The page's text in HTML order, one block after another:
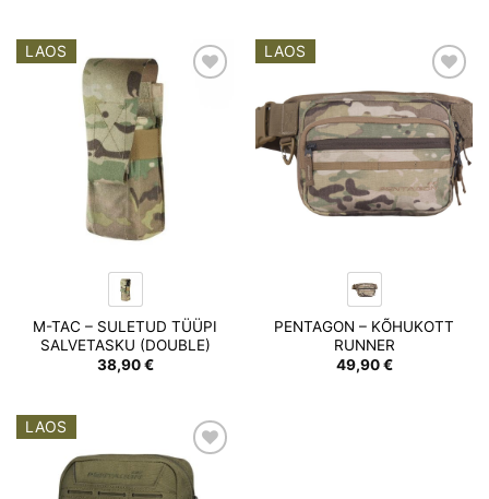
LAOS
M-TAC – SULETUD TÜÜPI
SALVETASKU (DOUBLE)
38,90€
LAOS
Add to
wishlist
PENTAGON – KÕHUKOTT
RUNNER
49,90€
LAOS
Add to
wishlist